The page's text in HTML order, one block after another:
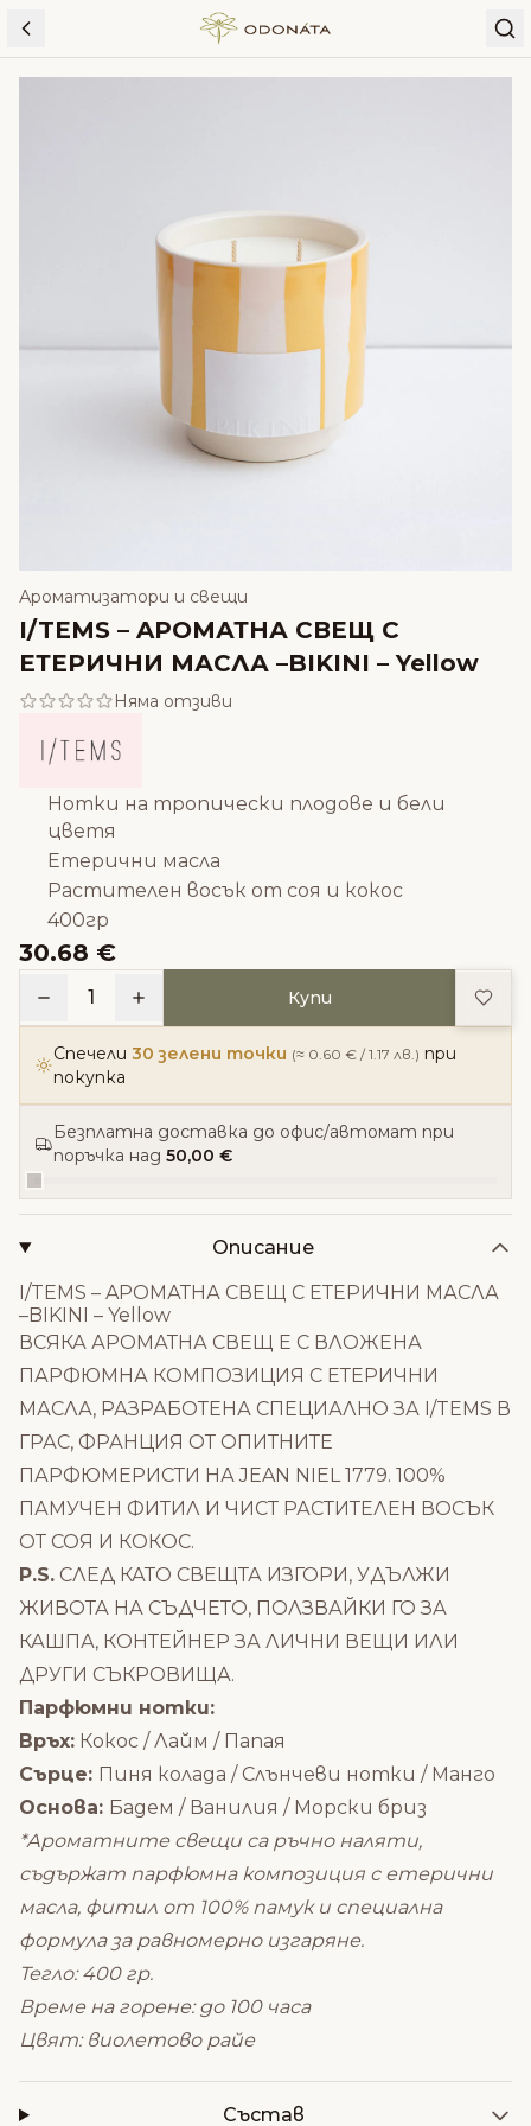
Skip to content
Ароматизатори и свещи
I/TEMS – AРОМАТНА СВЕЩ С
ЕТЕРИЧНИ МАСЛА –BIKINI – Yellow
Няма отзиви
Нотки на тропически плодове и бели
цветя
Етерични масла
Растителен восък от соя и кокос
400гр
30.68 €
1 Купи
Спечели 30 зелени точки (≈ 0.60 € / 1.17 лв.) при
покупка
Безплатна доставка до офис/автомат при
поръчка над 50,00 €
Описание
I/TEMS – AРОМАТНА СВЕЩ С ЕТЕРИЧНИ МАСЛА
–BIKINI – Yellow
ВСЯКА АРОМАТНА СВЕЩ Е С ВЛОЖЕНА
ПАРФЮМНА КОМПОЗИЦИЯ С ЕТЕРИЧНИ
МАСЛА, РАЗРАБОТЕНА СПЕЦИАЛНО ЗА I/TEMS В
ГРАС, ФРАНЦИЯ ОТ ОПИТНИТЕ
ПАРФЮМЕРИСТИ НА JEAN NIEL 1779. 100%
ПАМУЧЕН ФИТИЛ И ЧИСТ РАСТИТЕЛЕН ВОСЪК
ОТ СОЯ И КОКОС.
P.S. СЛЕД КАТО СВЕЩТА ИЗГОРИ, УДЪЛЖИ
ЖИВОТА НА СЪДЧЕТО, ПОЛЗВАЙКИ ГО ЗА
КАШПА, КОНТЕЙНЕР ЗА ЛИЧНИ ВЕЩИ ИЛИ
ДРУГИ СЪКРОВИЩА.
Парфюмни нотки:
Връх: Кокос / Лайм / Папая
Сърце: Пиня колада / Слънчеви нотки / Манго
Основа: Бадем / Ванилия / Морски бриз
*Ароматните свещи са ръчно наляти,
съдържат парфюмна композиция с етерични
масла, фитил от 100% памук и специална
формула за равномерно изгаряне.
Тегло: 400 гр.
Време на горене: до 100 часа
Цвят: виолетово райе
Състав